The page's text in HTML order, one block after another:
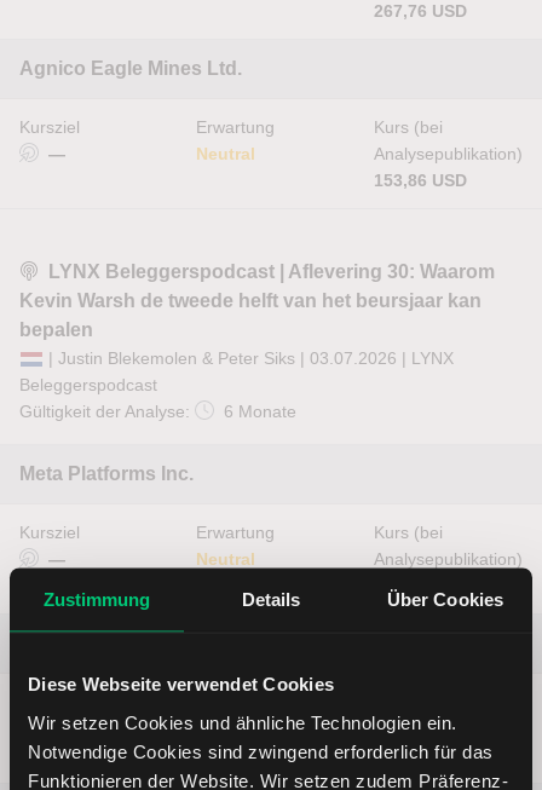
Zustimmung Details Über Cookies
Diese Webseite verwendet Cookies
Wir setzen Cookies und ähnliche Technologien ein.
Notwendige Cookies sind zwingend erforderlich für das
Funktionieren der Website. Wir setzen zudem Präferenz-
267,76 USD
Agnico Eagle Mines Ltd.
Kursziel
—
Erwartung
Neutral
Kurs (bei
Analysepublikation)
153,86 USD
LYNX Beleggerspodcast | Aflevering 30: Waarom
Kevin Warsh de tweede helft van het beursjaar kan
bepalen
| Justin Blekemolen & Peter Siks | 03.07.2026 | LYNX
Beleggerspodcast
Gültigkeit der Analyse:
6 Monate
Meta Platforms Inc.
Kursziel
—
Erwartung
Neutral
Kurs (bei
Analysepublikation)
582,90 USD
—
Neutral
Analysepublikation)
44,09 USD